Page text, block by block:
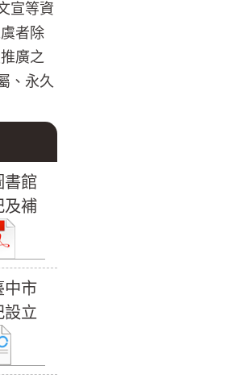
宣等資
者除
廣之
、永久
書館
及補
中市
設立